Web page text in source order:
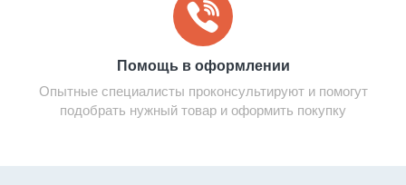
Помощь в оформлении
Опытные специалисты проконсультируют и помогут
подобрать нужный товар и оформить покупку